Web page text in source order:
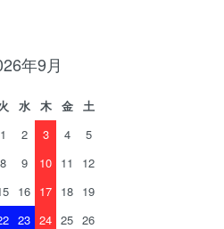
年9月
水 木 金
土
1
2 3 4
5
8 9 10 11
12
16 17 18 19
23 24 25 26